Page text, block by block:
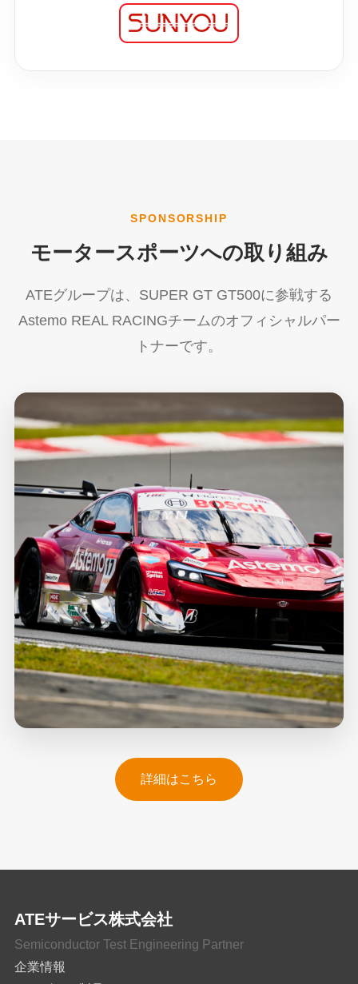
SPONSORSHIP
モータースポーツへの取り組み
ATEグループは、SUPER GT GT500に参戦する
Astemo REAL RACINGチームのオフィシャルパー
トナーです。
詳細はこちら
ATEサービス株式会社
Semiconductor Test Engineering Partner
企業情報